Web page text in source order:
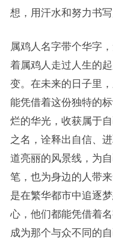
想，用汗水和努力书
属鸡人名字带个华字
着属鸡人走过人生的
变。在未来的日子里
能凭借着这份独特的
烂的华光，收获属于
之名，诠释出自信、
道亮丽的风景线，为
笔，也为身边的人带
是在繁华都市中追逐
心，他们都能凭借着
成为那个与众不同的